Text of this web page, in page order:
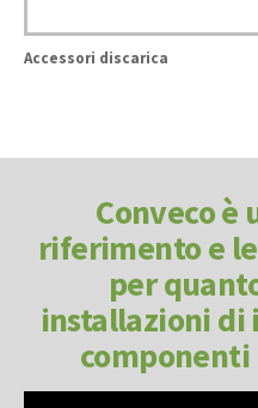
Accessori discarica
Conveco è
riferimento e
per
installazioni di